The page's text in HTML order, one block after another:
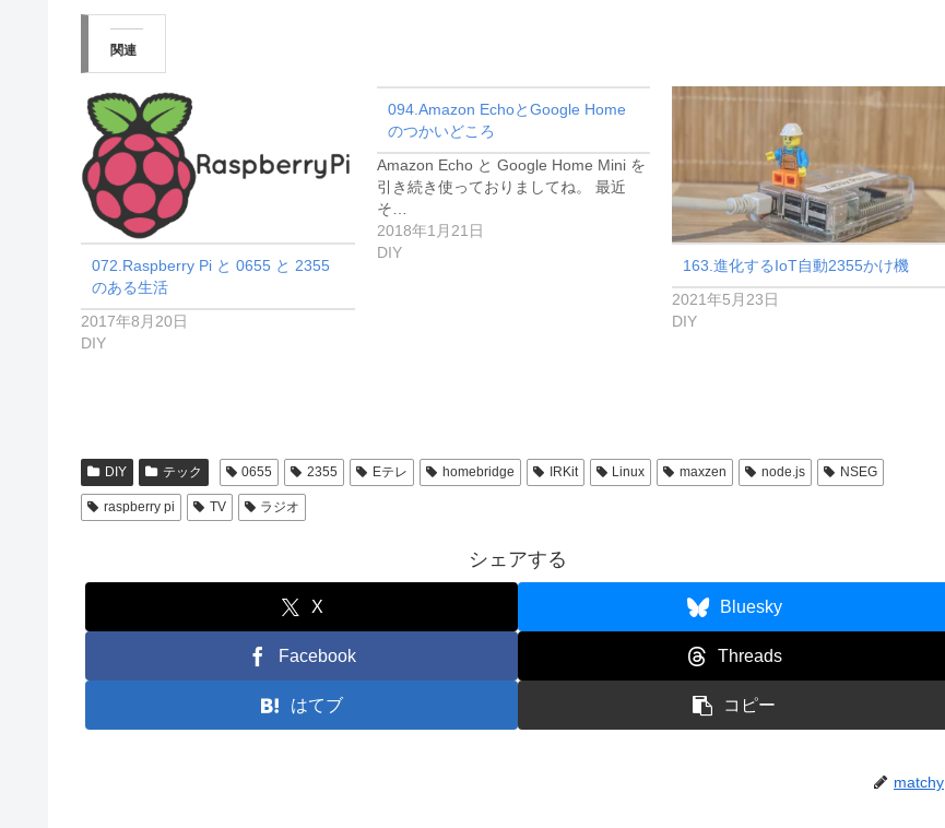
ー
節
上
下
矢
印
関連
072.Raspberry Pi と 0655 と 2355
のある生活
2017年8月20日
DIY
094.Amazon EchoとGoogle Home
のつかいどころ
Amazon Echo と Google Home Mini を
引き続き使っておりましてね。 最近
そ…
2018年1月21日
DIY
163.進化するIoT自動2355かけ機
2021年5月23日
DIY
DIY テック 0655 2355 Eテレ homebridge IRKit Linux maxzen node.js NSEG
raspberry pi TV ラジオ
シェアする
X Bluesky
Facebook Threads
はてブ コピー
matchy